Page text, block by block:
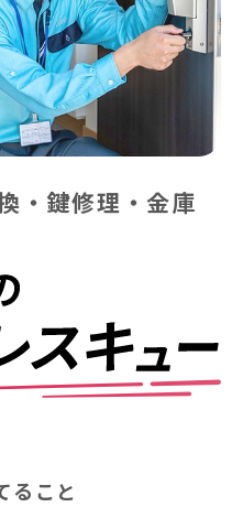
・鍵修理・金庫
ること